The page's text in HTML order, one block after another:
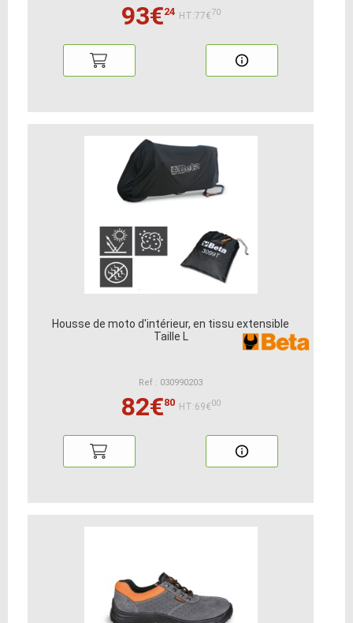
93€24 HT:77€70
Housse de moto d'intérieur, en tissu extensible
Taille L
Ref : 030990203
82€80 HT:69€00